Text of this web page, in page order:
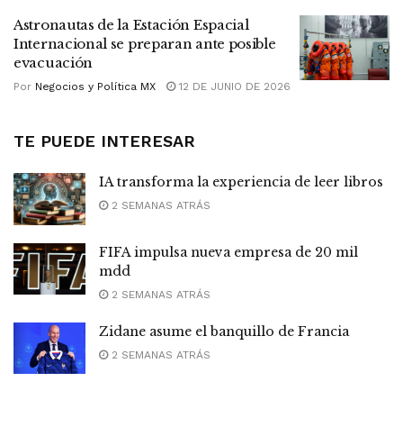
Astronautas de la Estación Espacial
Internacional se preparan ante posible
evacuación
Por Negocios y Política MX 12 DE JUNIO DE 2026
TE PUEDE INTERESAR
IA transforma la experiencia de leer libros
2 SEMANAS ATRÁS
FIFA impulsa nueva empresa de 20 mil
mdd
2 SEMANAS ATRÁS
Zidane asume el banquillo de Francia
2 SEMANAS ATRÁS